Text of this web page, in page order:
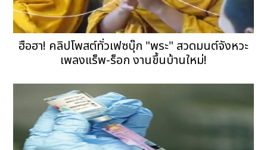
ฮือฮา! คลิปโพสต์ทั่วเฟซบุ๊ก "พระ" สวดมนต์จังหวะ
เพลงแร็พ-ร็อก งานขึ้นบ้านใหม่!